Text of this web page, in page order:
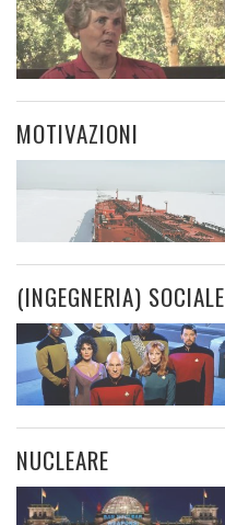
MOTIVAZIONI
(INGEGNERIA) SOCIALE
NUCLEARE